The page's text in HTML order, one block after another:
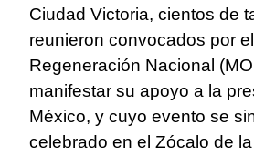
Ciudad Victoria, cientos de
reunieron convocados por
Regeneración Nacional
manifestar su apoyo a la
México, y cuyo evento se
celebrado en el Zócalo de